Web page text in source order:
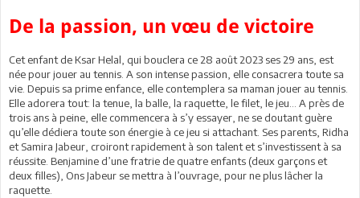
De la passion, un vœu de victoire
Cet enfant de Ksar Helal, qui bouclera ce 28 août 2023 ses 29 ans, est
née pour jouer au tennis. A son intense passion, elle consacrera toute sa
vie. Depuis sa prime enfance, elle contemplera sa maman jouer au tennis.
Elle adorera tout: la tenue, la balle, la raquette, le filet, le jeu… A près de
trois ans à peine, elle commencera à s’y essayer, ne se doutant guère
qu’elle dédiera toute son énergie à ce jeu si attachant. Ses parents, Ridha
et Samira Jabeur, croiront rapidement à son talent et s’investissent à sa
réussite. Benjamine d’une fratrie de quatre enfants (deux garçons et
deux filles), Ons Jabeur se mettra à l’ouvrage, pour ne plus lâcher la
raquette.